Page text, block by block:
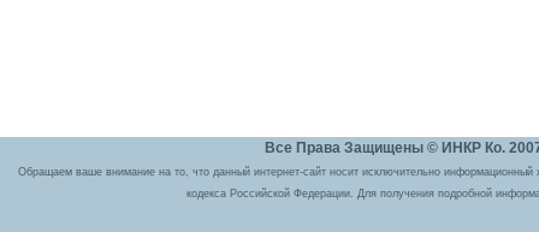
Все Права Защищены © ИНКР Ко.
Обращаем ваше внимание на то, что данный интернет-сайт носит исключительно
кодекса Российской Федерации. Для получения подробной